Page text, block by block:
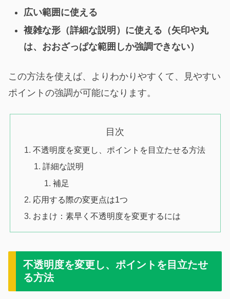
広い範囲に使える
複雑な形（詳細な説明）に使える（矢印や丸
は、おおざっぱな範囲しか強調できない）
この方法を使えば、よりわかりやすくて、見やすい
ポイントの強調が可能になります。
目次
不透明度を変更し、ポイントを目立たせる方法
詳細な説明
補足
応用する際の変更点は1つ
おまけ：素早く不透明度を変更するには
不透明度を変更し、ポイントを目立たせ
る方法